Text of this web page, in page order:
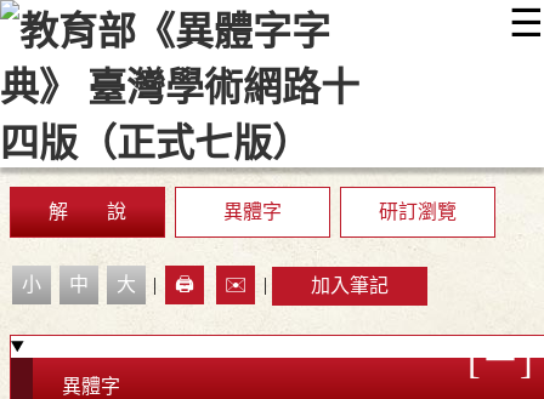
☰
::: 最新消息 常見問題 編輯說明
顯示模式
網站導覽
解 說 異體字 研訂瀏覽
小 中 大 | 🖨️ ✉️ | 加入筆記
異體字